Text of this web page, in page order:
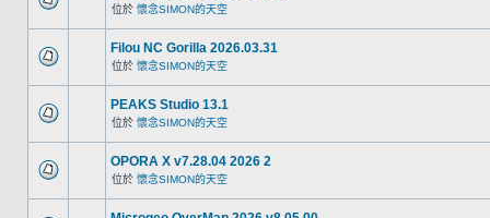
位於 懷念SIMON的天空
Filou NC Gorilla 2026.03.31
位於 懷念SIMON的天空
PEAKS Studio 13.1
位於 懷念SIMON的天空
OPORA X v7.28.04 2026 2
位於 懷念SIMON的天空